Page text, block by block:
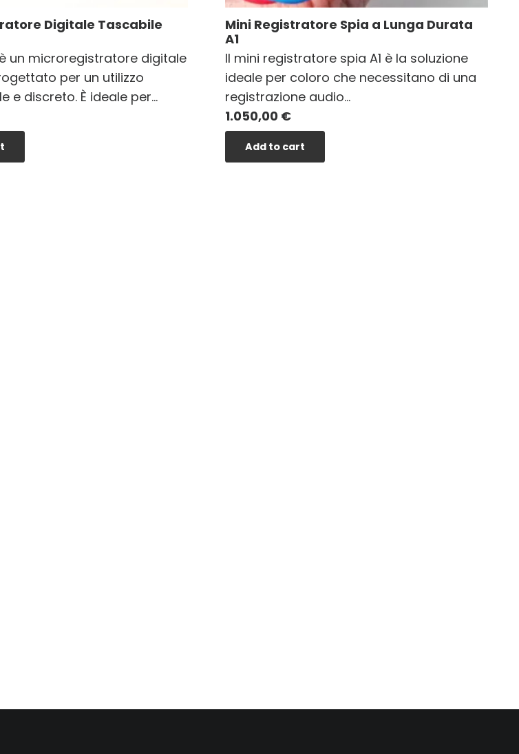
Digitale Tascabile
un microregistratore digitale
per un utilizzo
e discreto. È ideale per…
Mini Registratore Spia a Lunga Durata
A1
Il mini registratore spia A1 è la soluzione
ideale per coloro che necessitano di una
registrazione audio…
1.050,00 €
Add to cart